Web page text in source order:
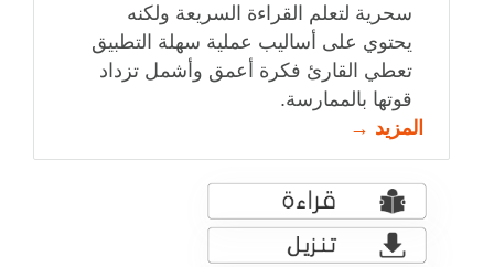
سحرية لتعلم القراءة السريعة ولكنه
يحتوي على أساليب عملية سهلة التطبيق
تعطي القارئ فكرة أعمق وأشمل تزداد
قوتها بالممارسة.
المزيد →